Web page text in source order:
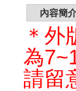
內容簡
＊外
為
請留